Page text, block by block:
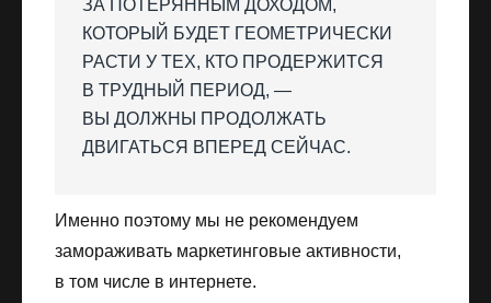
ЗА ПОТЕРЯННЫМ ДОХОДОМ,
КОТОРЫЙ БУДЕТ ГЕОМЕТРИЧЕСКИ
РАСТИ У ТЕХ, КТО ПРОДЕРЖИТСЯ
В ТРУДНЫЙ ПЕРИОД, —
ВЫ ДОЛЖНЫ ПРОДОЛЖАТЬ
ДВИГАТЬСЯ ВПЕРЕД СЕЙЧАС.
Именно поэтому мы не рекомендуем
замораживать маркетинговые активности,
в том числе в интернете.